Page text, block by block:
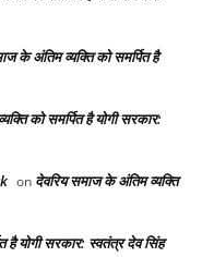
के अंतिम व्यक्ति को समर्पित है
को समर्पित है योगी सरकार:
on देवरिय समाज के अंतिम व्यक्ति
है योगी सरकार: स्वतंत्र देव सिंह